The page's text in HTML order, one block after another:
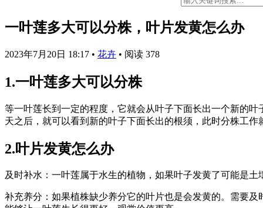
一叶莲多大可以分株，叶片发黄怎么办
2023年7月20日 18:17 • 花卉 • 阅读 378
1.一叶莲多大可以分株
等一叶莲长到一定的程度，它就会从叶子下面长出一个新的
天之后，就可以看到新的叶子下面长出的根须，此时分株工作
2.叶片发黄怎么办
及时补水：一叶莲属于水生的植物，如果叶子发黄了可能是
补充养分：如果植株缺少养分它的叶片也是会发黄的。需要